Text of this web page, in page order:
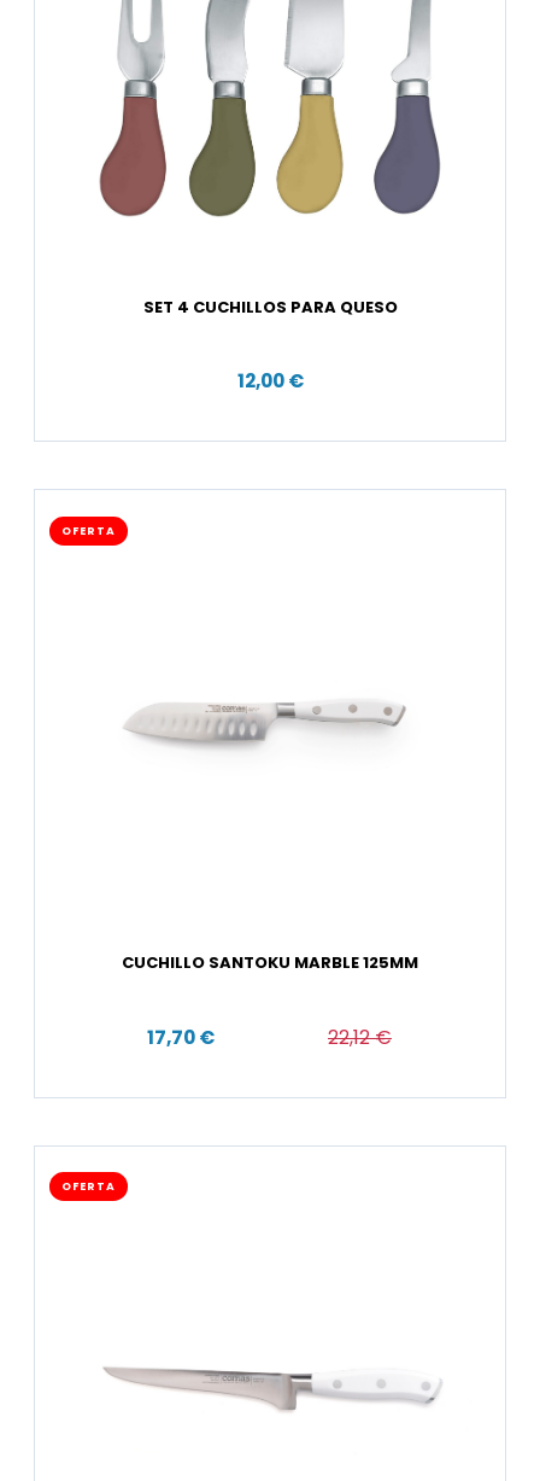
SET 4 CUCHILLOS PARA QUESO
12,00 €
OFERTA
CUCHILLO SANTOKU MARBLE 125MM
17,70 € 22,12 €
OFERTA